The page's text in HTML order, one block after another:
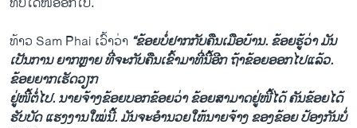
ທ້າວ Sam Phai ເວົ້າວ່າ “ຂ້ອຍບໍ່ຢາກກັບຄືນເມືອບ້ານ. ຂ້ອຍຮູ້ວ່າ ມັນ
ເປັນການ ຍາກຫຼາຍ ທີ່ຈະກັບຄືນເຂົ້າມາທີ່ນີ້ອີກ ຖ້າຂ້ອຍອອກໄປ​ແລ້ວ.
ຂ້ອຍຍາກເຮັດວຽກ
ຢູ່ໜີ້ຕໍ່ໄປ. ນາຍຈ້າງຂ້ອຍບອກຂ້ອຍວ່າ ຂ້ອຍສາມາດຢູ່ໜີ້ໄດ້ ຄັນຂ້ອຍໄດ້
ຮັບບັດ ແຮງງານໃໝ່ນີ້. ມັນຈະອຳ​ນວຍໃຫ້ນາຍຈ້າງ ຂອງຂ້ອຍ ປ້ອງກັນບໍ່